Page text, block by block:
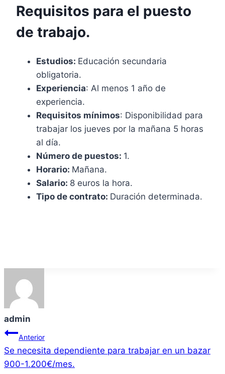
Requisitos para el puesto
de trabajo.
Estudios: Educación secundaria
obligatoria.
Experiencia: Al menos 1 año de
experiencia.
Requisitos mínimos: Disponibilidad para
trabajar los jueves por la mañana 5 horas
al día.
Número de puestos: 1.
Horario: Mañana.
Salario: 8 euros la hora.
Tipo de contrato: Duración determinada.
admin
Navegación
de
Anterior
Se necesita dependiente para trabajar en un bazar
900-1.200€/mes.